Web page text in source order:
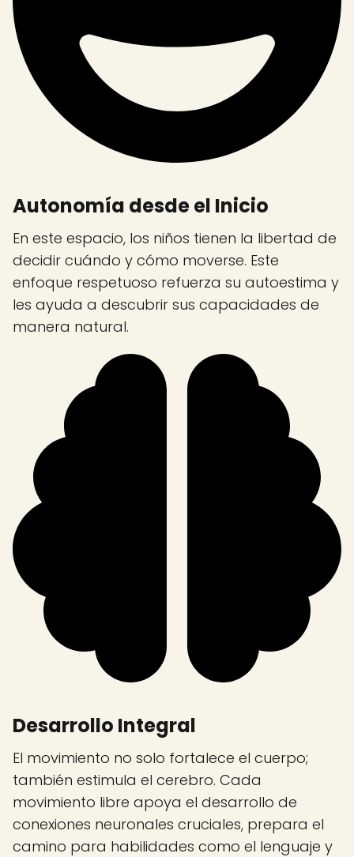
Autonomía desde el Inicio
En este espacio, los niños tienen la libertad de
decidir cuándo y cómo moverse. Este
enfoque respetuoso refuerza su autoestima y
les ayuda a descubrir sus capacidades de
manera natural.
Desarrollo Integral
El movimiento no solo fortalece el cuerpo;
también estimula el cerebro. Cada
movimiento libre apoya el desarrollo de
conexiones neuronales cruciales, prepara el
camino para habilidades como el lenguaje y